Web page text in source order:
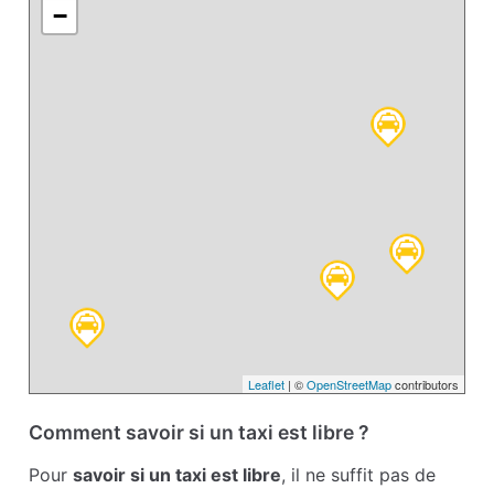
−
Leaflet| ©OpenStreetMapcontributors
Comment savoir si un taxi est libre ?
Poursavoir si un taxi est libre, il ne suffit pas de